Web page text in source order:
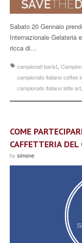
Sabato 20 Gennaio
Internazionale Gelateria
ricca di…
campionati barist,
campionato italiano coffee
campionato italiano latte art,
COME
CAFFETTERIA DEL
by simone